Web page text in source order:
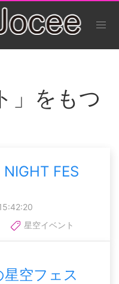
」をもつ
NIGHT FES
星空イベント
星空フェス